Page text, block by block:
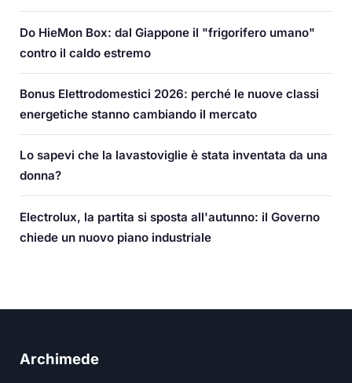
Do HieMon Box: dal Giappone il "frigorifero umano"
contro il caldo estremo
Bonus Elettrodomestici 2026: perché le nuove classi
energetiche stanno cambiando il mercato
Lo sapevi che la lavastoviglie è stata inventata da una
donna?
Electrolux, la partita si sposta all'autunno: il Governo
chiede un nuovo piano industriale
Archimede